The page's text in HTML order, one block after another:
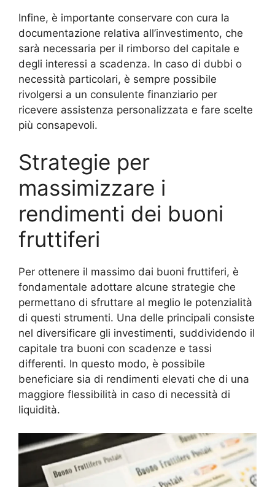
Infine, è importante conservare con cura la
documentazione relativa all’investimento, che
sarà necessaria per il rimborso del capitale e
degli interessi a scadenza. In caso di dubbi o
necessità particolari, è sempre possibile
rivolgersi a un consulente finanziario per
ricevere assistenza personalizzata e fare scelte
più consapevoli.
Strategie per
massimizzare i
rendimenti dei buoni
fruttiferi
Per ottenere il massimo dai buoni fruttiferi, è
fondamentale adottare alcune strategie che
permettano di sfruttare al meglio le potenzialità
di questi strumenti. Una delle principali consiste
nel diversificare gli investimenti, suddividendo il
capitale tra buoni con scadenze e tassi
differenti. In questo modo, è possibile
beneficiare sia di rendimenti elevati che di una
maggiore flessibilità in caso di necessità di
liquidità.